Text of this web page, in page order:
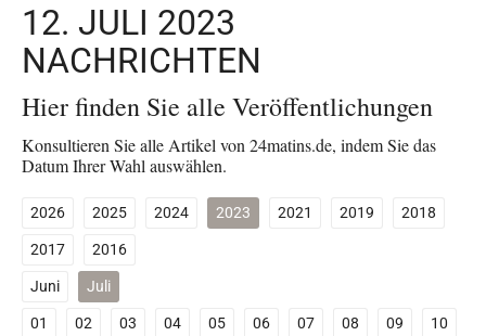
12. JULI 2023
NACHRICHTEN
Hier finden Sie alle Veröffentlichungen
Konsultieren Sie alle Artikel von 24matins.de, indem Sie das
Datum Ihrer Wahl auswählen.
2026 2025 2024 2023 2021 2019
2018
2017
2016
Juni
Juli
01
02 03 04 05 06 07 08 09
10